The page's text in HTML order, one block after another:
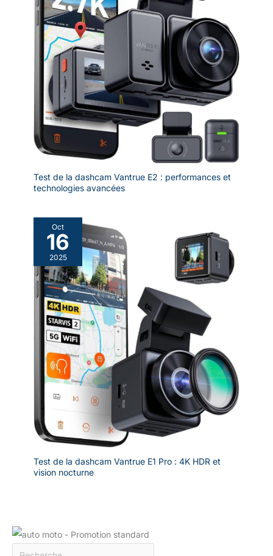
Test de la dashcam Vantrue E2 : performances et
technologies avancées
Oct
16
2025
Test de la dashcam Vantrue E1 Pro : 4K HDR et
vision nocturne